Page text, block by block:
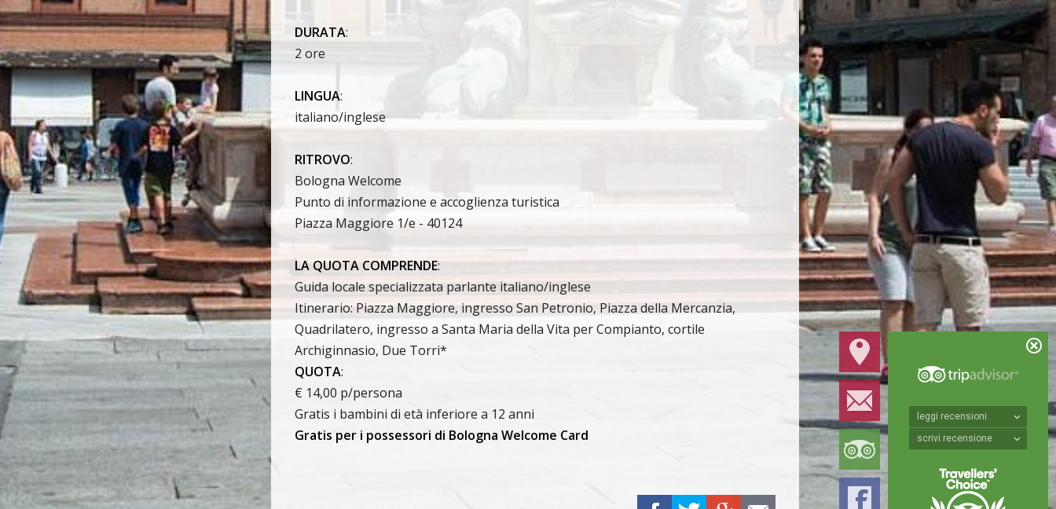
DURATA:
2 ore
LINGUA:
italiano/inglese
RITROVO:
Bologna Welcome
Punto di informazione e accoglienza turistica
Piazza Maggiore 1/e - 40124
LA QUOTA COMPRENDE:
Guida locale specializzata parlante italiano/inglese
Itinerario: Piazza Maggiore, ingresso San Petronio, Piazza della Mercanzia,
Quadrilatero, ingresso a Santa Maria della Vita per Compianto, cortile
Archiginnasio, Due Torri*
QUOTA:
€ 14,00 p/persona
Gratis i bambini di età inferiore a 12 anni
Gratis per i possessori di Bologna Welcome Card
leggi recensioni
scrivi recensione